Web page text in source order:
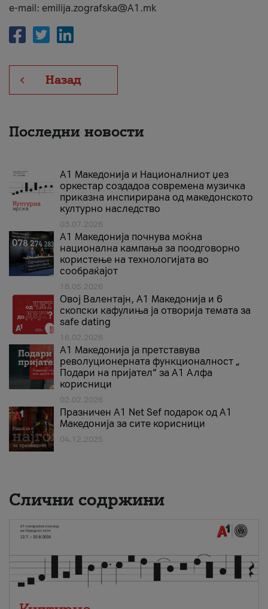
e-mail: emilija.zografska@A1.mk
Назад
Последни новости
А1 Македонија и Националниот џез
оркестар создадоа современа музичка
приказна инспирирана од македонското
културно наследство
03.07.2026
A1 Македонија почнува моќна
национална кампања за поодговорно
користење на технологијата во
сообраќајот
18.05.2026
Овој Валентајн, A1 Македонија и 6
скопски кафулиња ја отворија темата за
safe dating
16.02.2026
А1 Македонија ја претставува
револуционерната функционалност „
Подари на пријател“ за А1 Алфа
корисници
02.02.2026
Празничен A1 Net Sеf подарок од А1
Македонија за сите корисници
04.12.2025
Слични содржини